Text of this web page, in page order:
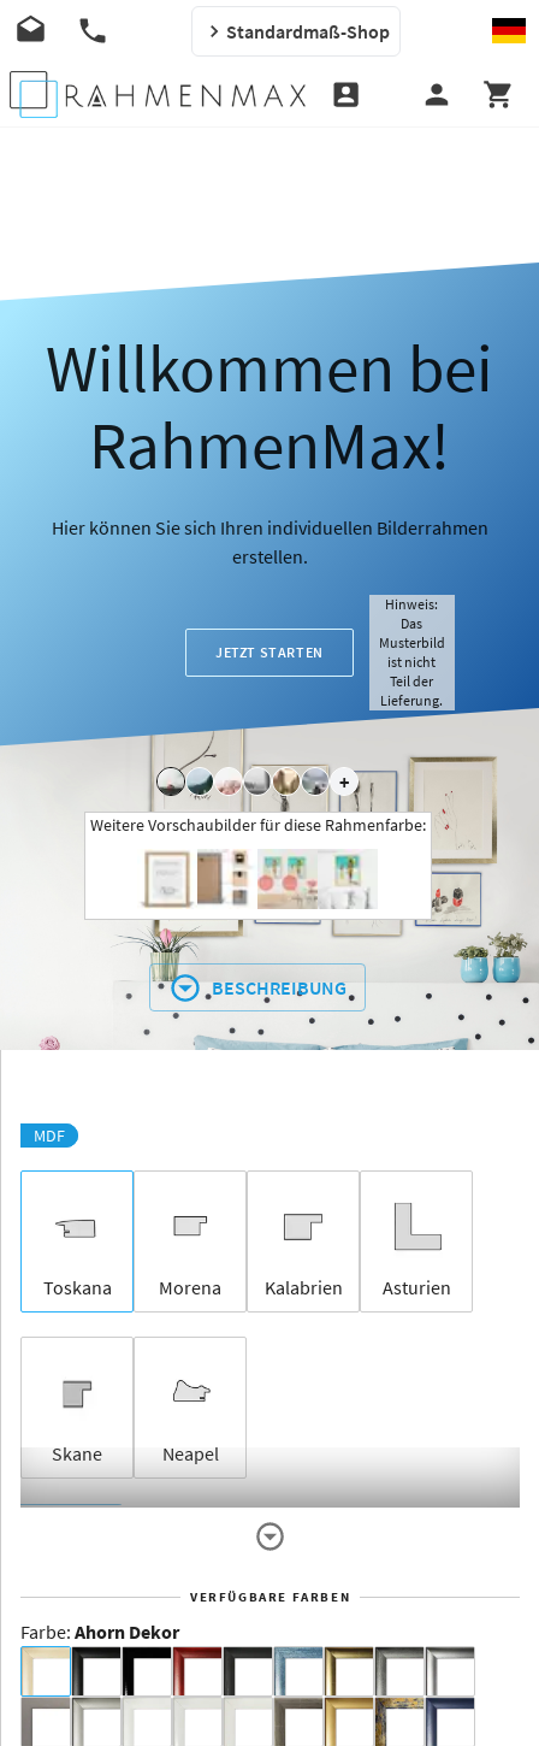
Standardmaß-Shop
Willkommen bei
RahmenMax!
Hier können Sie sich Ihren individuellen Bilderrahmen
erstellen.
JETZT STARTEN
+
Hinweis:
Das
Musterbild
ist nicht
Teil der
Lieferung.
Weitere Vorschaubilder für diese Rahmenfarbe:
BESCHREIBUNG
MDF
Toskana Morena Kalabrien Asturien
Skane Neapel
Dakota -
Rahmenloser
VERFÜGBARE FARBEN
Farbe: Ahorn Dekor